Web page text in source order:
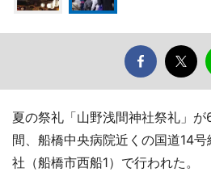
夏の祭礼「山野浅間神社祭礼」
間、船橋中央病院近くの国道14
社（船橋市西船1）で行われた。